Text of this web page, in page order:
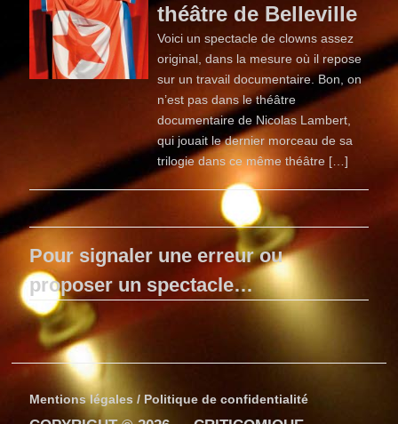
théâtre de Belleville
Voici un spectacle de clowns assez
original, dans la mesure où il repose
sur un travail documentaire. Bon, on
n’est pas dans le théâtre
documentaire de Nicolas Lambert,
qui jouait le dernier morceau de sa
trilogie dans ce même théâtre […]
Pour signaler une erreur ou
proposer un spectacle…
Mentions légales / Politique de confidentialité